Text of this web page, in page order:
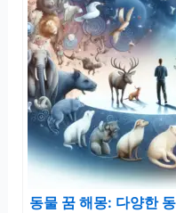
동물 꿈 해몽: 다양한